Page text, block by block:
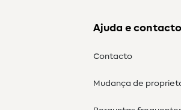
Ajuda e contacto
Contacto
Mudança de